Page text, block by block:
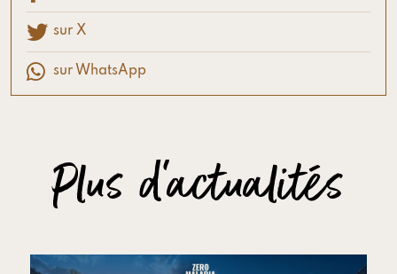
sur X
sur WhatsApp
Plus d'actualités